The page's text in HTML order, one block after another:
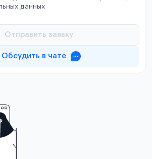
данных
Отправить заявку
Обсудить в чате